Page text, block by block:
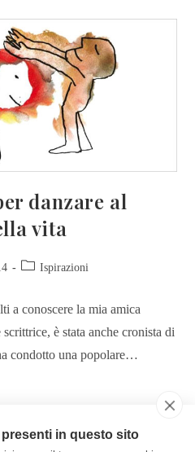
danzare al
vita
Ispirazioni
a conoscere la mia amica
è stata anche cronista di
condotto una popolare…
in questo sito